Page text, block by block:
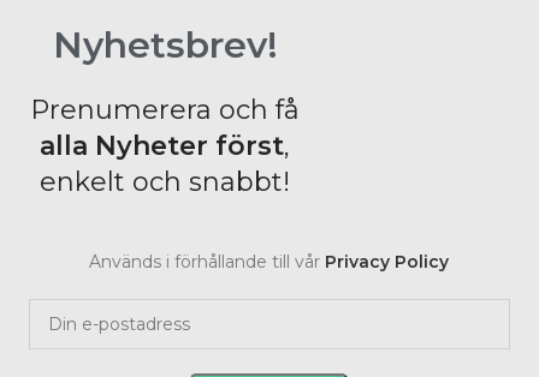
Nyhetsbrev!
Prenumerera och få
alla Nyheter först,
enkelt och snabbt!
Används i förhållande till vår Privacy Policy